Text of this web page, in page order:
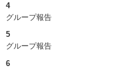
4
グループ報告
5
グループ報告
6